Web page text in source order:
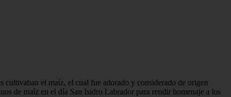
cultivaban el maíz, el cual fue adorado y considerado de origen
de maíz en el día San Isidro Labrador para rendir homenaje a los